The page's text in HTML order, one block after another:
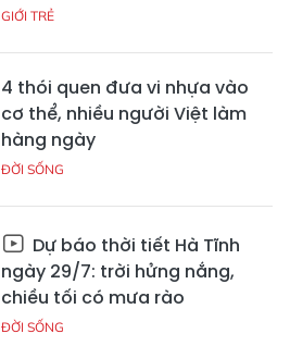
GIỚI TRẺ
4 thói quen đưa vi nhựa vào
cơ thể, nhiều người Việt làm
hàng ngày
ĐỜI SỐNG
Dự báo thời tiết Hà Tĩnh
ngày 29/7: trời hửng nắng,
chiều tối có mưa rào
ĐỜI SỐNG